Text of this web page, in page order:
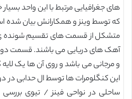
های جغرافیایی مرتبط با این واحد
متشکل از قسمت های تقسیم
آهک های دریایی می باشند. قسمت
و مرجانی می باشد و روی آن ها یک لایه
این کنگلومرات ها توسط ال حدابی در
ساحلی در نواحی فینز / تیوی بررسی